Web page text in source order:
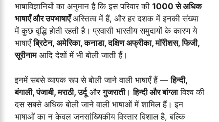
भाषाविज्ञानियों का अनुमान है कि इस परिवार की 1000 से अधिक
भाषाएँ और उपभाषाएँअस्तित्व में हैं, और हर दशक में इनकी संख्या
में कुछ वृद्धि होती रहती है। प्रवासी भारतीय समुदायों के कारण ये
भाषाएँब्रिटेन, अमेरिका, कनाडा, दक्षिण अफ्रीका, मॉरीशस, फिजी,
सूरीनामआदि देशों में भी बोली जाती हैं।
इनमें सबसे व्यापक रूप से बोली जाने वाली भाषाएँ हैं —हिन्दी,
बंगाली, पंजाबी, मराठी, उर्दूऔरगुजराती।हिन्दी और बांग्लाविश्व की
दस सबसे अधिक बोली जाने वाली भाषाओं में शामिल हैं। इन
भाषाओं का न केवल जनसांख्यिकीय विस्तार विशाल है, बल्कि